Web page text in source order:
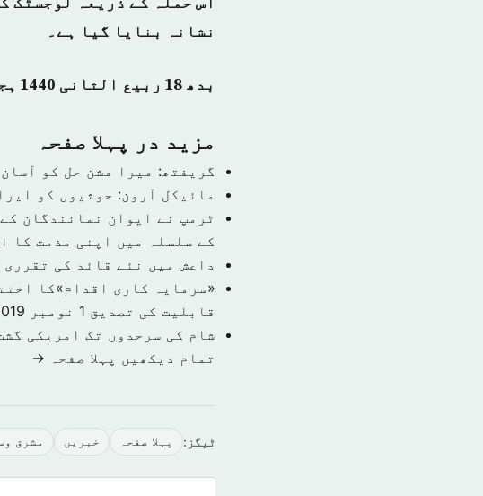
اس حملہ کے ذریعہ لوجسٹک
نشانہ بنایا گیا ہے۔
بدھ 18 ربیع الثانی 1440 ہجری – 26 دسمبر 2018ء – شمارہ نمبر [14638]
مزید در پہلا صفحہ
گریفتھ: میرا مشن حل کو
مائیکل آرون: حوثیوں کو
ٹرمپ نے ایوان نمائندگان
کے سلسلہ میں اپنی مذمت کا
داعش میں نئے قائد کی تقرری
قابلیت کی تصدیق 1 نومبر 2019
شام کی سرحدوں تک امریکی
تمام دیکھیں پہلا صفحہ →
ٹیگز: پہلا صفحہ خبريں مشرق